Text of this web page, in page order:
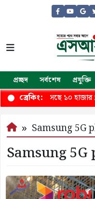
প্রচ্ছদ সর্বশেষ প্রযুক্তি
ব্রেকিং:
Pro আসছে ১০ হাজার mAh
Samsung 5G
Samsung 5G